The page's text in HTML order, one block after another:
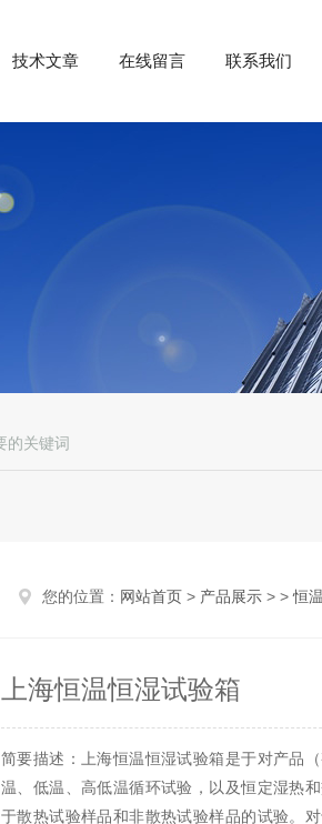
技术文章 在线留言 联系我们
您的位置： 网站首页 > 产品展示 > >恒
上海恒温恒湿试验箱
简要描述：上海恒温恒湿试验箱是于对产品
温、低温、高低温循环试验，以及恒定湿热
于散热试验样品和非散热试验样品的试验。